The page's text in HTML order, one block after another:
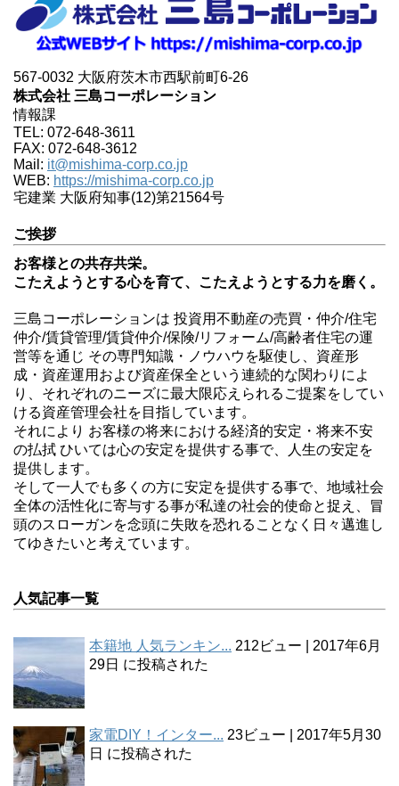
567-0032 大阪府茨木市西駅前町6-26
株式会社 三島コーポレーション
情報課
TEL: 072-648-3611
FAX: 072-648-3612
Mail: it@mishima-corp.co.jp
WEB: https://mishima-corp.co.jp
宅建業 大阪府知事(12)第21564号
ご挨拶
お客様との共存共栄。
こたえようとする心を育て、こたえようとする力を磨く。
三島コーポレーションは 投資用不動産の売買・仲介/住宅
仲介/賃貸管理/賃貸仲介/保険/リフォーム/高齢者住宅の運
営等を通じ その専門知識・ノウハウを駆使し、資産形
成・資産運用および資産保全という連続的な関わりによ
り、それぞれのニーズに最大限応えられるご提案をしてい
ける資産管理会社を目指しています。
それにより お客様の将来における経済的安定・将来不安
の払拭 ひいては心の安定を提供する事で、人生の安定を
提供します。
そして一人でも多くの方に安定を提供する事で、地域社会
全体の活性化に寄与する事が私達の社会的使命と捉え、冒
頭のスローガンを念頭に失敗を恐れることなく日々邁進し
てゆきたいと考えています。
人気記事一覧
本籍地 人気ランキン... 212ビュー
2017年6月
29日 に投稿された
家電DIY！インター... 23ビュー
2017年5月30
日 に投稿された